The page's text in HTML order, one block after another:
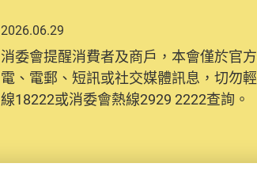
2026.06.29
消委會提醒消費者及商戶，本會僅於官
電、電郵、短訊或社交媒體訊息，切勿
線18222或消委會熱線2929 2222查詢。
2025.10.31
為提升使用者體驗及網絡安全，本會的
消費者需要提供基本聯絡資料（包括姓
紀錄將清晰整合於帳戶中，方便日後作出